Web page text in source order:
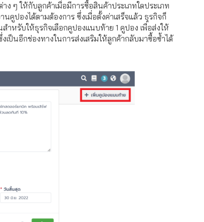
ๆ ให้กับลูกค้าเมื่อมีการซื้อสินค้าประเภทใดประเภท
นคูปองได้ตามต้องการ ซึ่งเมื่อตั้งค่าเสร็จแล้ว ธุรกิจก็
หรับให้ธุรกิจเลือกคูปองแนบท้าย 1 คูปอง เพื่อส่งให้
ป็นอีกช่องทางในการส่งเสริมให้ลูกค้ากลับมาซื้อซ้ำได้